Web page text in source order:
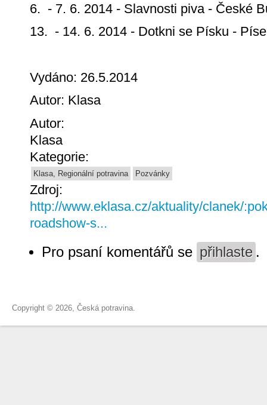
6. - 7. 6. 2014 - Slavnosti piva - České
13. - 14. 6. 2014 - Dotkni se Písku -
Vydáno: 26.5.2014
Autor: Klasa
Autor:
Klasa
Kategorie:
Klasa, Regionální potravina Pozvánky
Zdroj:
http://www.eklasa.cz/aktuality/clanek/
roadshow-s...
Pro psaní komentářů se přihlaste .
Copyright © 2026, Česká potravina.